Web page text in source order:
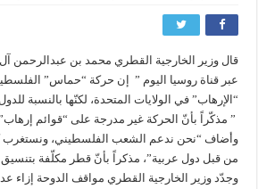
قال وزير الخارجية القطري محمد بن عبدالرحمن
عبر قناة روسيا اليوم ” إن حركة “حماس”
“الإرهاب” في الولايات المتحدة، لكنّها بالنسبة
” مذكّراً بأنّ الحركة غير مدرجة على “قوائم
وأضاف “نحن ندعم الشعب الفلسطيني،
من قبل دول عربية”، مذكراً بأنّ قطر مكلّفة بتنسيق
وجدّد وزير الخارجية القطري مواقف الدوحة إزاء